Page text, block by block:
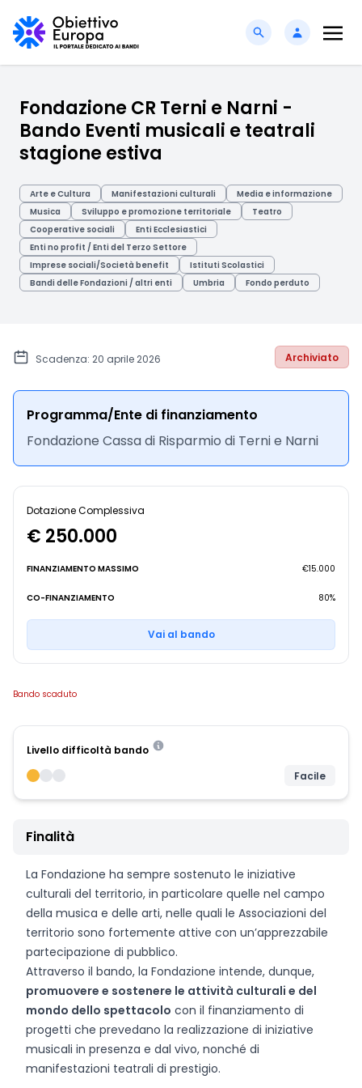
Fondazione CR Terni e Narni -
Bando Eventi musicali e teatrali
stagione estiva
Arte e Cultura Manifestazioni culturali
Media e informazione
Musica
Sviluppo e promozione territoriale
Teatro
Cooperative sociali
Enti Ecclesiastici
Enti no profit / Enti del Terzo Settore
Imprese sociali/Società benefit
Istituti Scolastici
Bandi delle Fondazioni / altri enti
Umbria Fondo perduto
Scadenza: 20 aprile 2026 Archiviato
Programma/Ente di finanziamento
Fondazione Cassa di Risparmio di Terni e Narni
Dotazione Complessiva
€ 250.000
FINANZIAMENTO MASSIMO €15.000
CO-FINANZIAMENTO 80%
Vai al bando
Bando scaduto
Livello difficoltà bando
Facile
Finalità
La Fondazione ha sempre sostenuto le iniziative
culturali del territorio, in particolare quelle nel campo
della musica e delle arti, nelle quali le Associazioni del
territorio sono fortemente attive con un’apprezzabile
partecipazione di pubblico.
Attraverso il bando, la Fondazione intende, dunque,
promuovere e sostenere le attività culturali e del
mondo dello spettacolo con il finanziamento di
progetti che prevedano la realizzazione di iniziative
musicali in presenza e dal vivo, nonché di
manifestazioni teatrali di prestigio.